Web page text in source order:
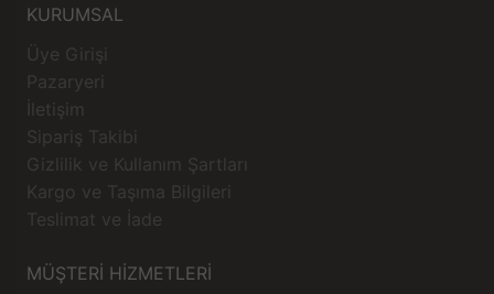
KURUMSAL
Üye Girişi
Pazaryeri
İletişim
Sipariş Takibi
Gizlilik ve Kullanım Şartları
Kargo ve Taşıma Bilgileri
Teslimat ve İade
MÜŞTERİ HİZMETLERİ